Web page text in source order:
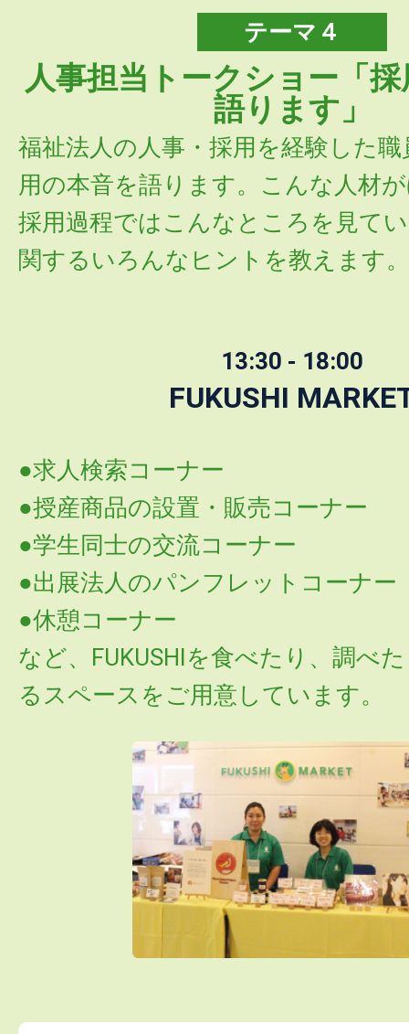
テーマ４
人事担当トークショー「
語ります」
福祉法人の人事・採用を経験した
用の本音を語ります。こんな人材
採用過程ではこんなところを見て
関するいろんなヒントを教えます。
13:30 - 18:00
FUKUSHI
●求人検索コーナー
●授産商品の設置・販売コーナー
●学生同士の交流コーナー
●出展法人のパンフレットコーナー
●休憩コーナー
など、FUKUSHIを食べたり、調べ
るスペースをご用意しています。